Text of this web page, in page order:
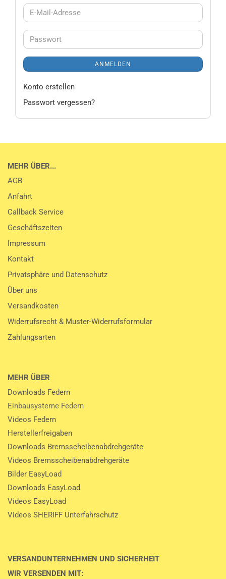
E-
Mail-
Passwort
ANMELDEN
Konto erstellen
Passwort vergessen?
MEHR ÜBER...
AGB
Anfahrt
Callback Service
Geschäftszeiten
Impressum
Kontakt
Privatsphäre und Datenschutz
Über uns
Versandkosten
Widerrufsrecht & Muster-Widerrufsformular
Zahlungsarten
MEHR ÜBER
Downloads Federn
Einbausysteme Federn
Videos Federn
Herstellerfreigaben
Downloads Bremsscheibenabdrehgeräte
Videos Bremsscheibenabdrehgeräte
Bilder EasyLoad
Downloads EasyLoad
Videos EasyLoad
Videos SHERIFF Unterfahrschutz
VERSANDUNTERNEHMEN UND SICHERHEIT
WIR VERSENDEN MIT: